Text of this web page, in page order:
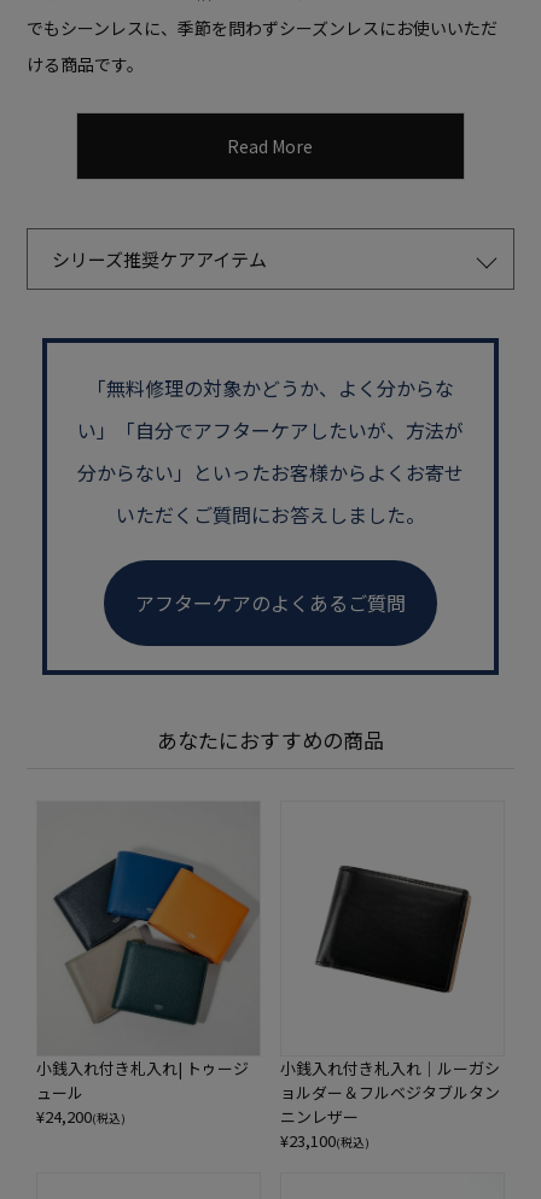
でもシーンレスに、季節を問わずシーズンレスにお使いいただ
ける商品です。
Read More
シリーズ推奨ケアアイテム
「無料修理の対象かどうか、よく分からな
い」
「自分でアフターケアしたいが、方法が
分からない」といったお客様からよくお寄せ
いただくご質問にお答えしました。
アフターケアのよくあるご質問
あなたにおすすめの商品
小銭入れ付き札入れ| トゥージ
ュール
¥24,200(税込)
小銭入れ付き札入れ｜ルーガシ
ョルダー＆フルベジタブルタン
ニンレザー
¥23,100(税込)